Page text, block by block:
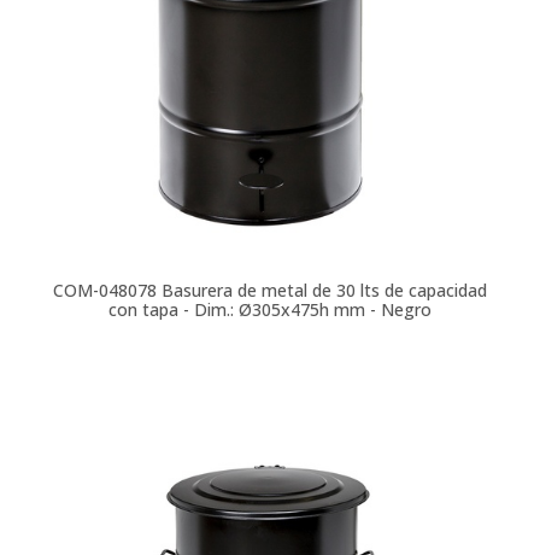
COM-048078 Basurera de metal de 30 lts de capacidad
con tapa - Dim.: Ø305x475h mm - Negro